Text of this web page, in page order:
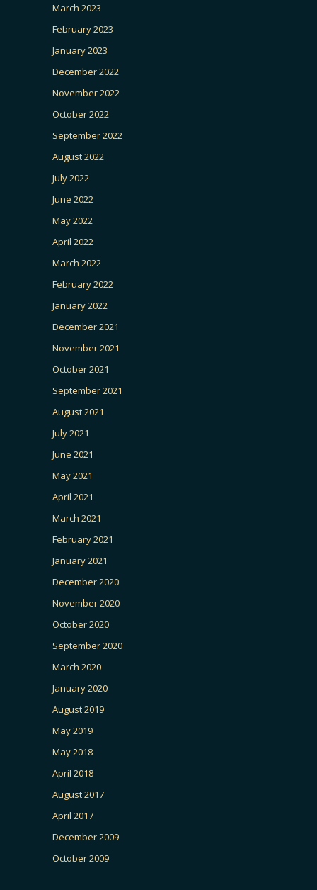
March 2023
February 2023
January 2023
December 2022
November 2022
October 2022
September 2022
August 2022
July 2022
June 2022
May 2022
April 2022
March 2022
February 2022
January 2022
December 2021
November 2021
October 2021
September 2021
August 2021
July 2021
June 2021
May 2021
April 2021
March 2021
February 2021
January 2021
December 2020
November 2020
October 2020
September 2020
March 2020
January 2020
August 2019
May 2019
May 2018
April 2018
August 2017
April 2017
December 2009
October 2009